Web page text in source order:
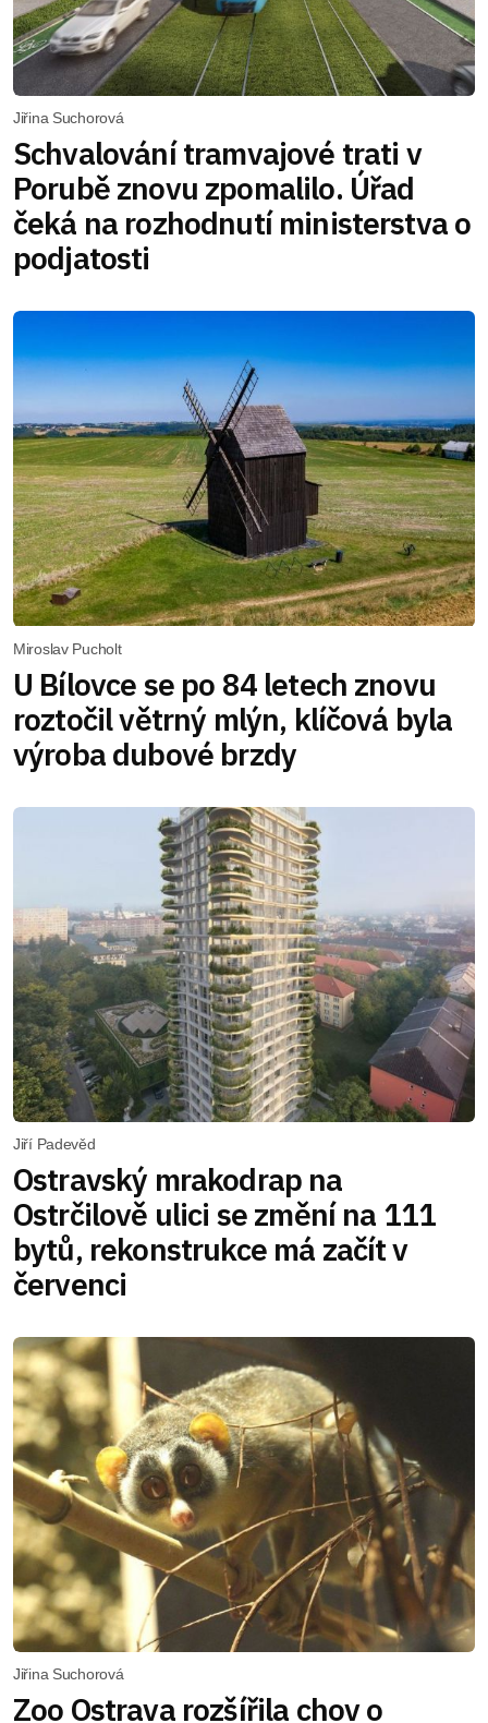
Jiřina Suchorová
Schvalování tramvajové trati v
Porubě znovu zpomalilo. Úřad
čeká na rozhodnutí ministerstva o
podjatosti
Miroslav Pucholt
U Bílovce se po 84 letech znovu
roztočil větrný mlýn, klíčová byla
výroba dubové brzdy
Jiří Padevěd
Ostravský mrakodrap na
Ostrčilově ulici se změní na 111
bytů, rekonstrukce má začít v
červenci
Jiřina Suchorová
Zoo Ostrava rozšířila chov o